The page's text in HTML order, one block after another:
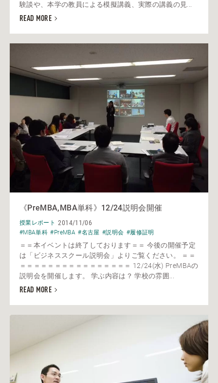
験談や、本学の教員による模擬講義、実際の講義の見...
READ MORE
《PreMBA,MBA単科》12/24説明会開催
授業レポート 2014/11/06
#MBA単科 #PreMBA #名古屋 #説明会 #履修証明
＝＝本イベントは終了しております＝＝ 今後の開催予定
は「ビジネススクール説明会」よりご覧ください。 ＝＝
＝＝＝＝＝＝＝＝＝＝＝＝＝＝＝＝ 12/24(水) PreMBAの
説明会を開催します。 学ぶ内容は？ 学校の雰囲...
READ MORE